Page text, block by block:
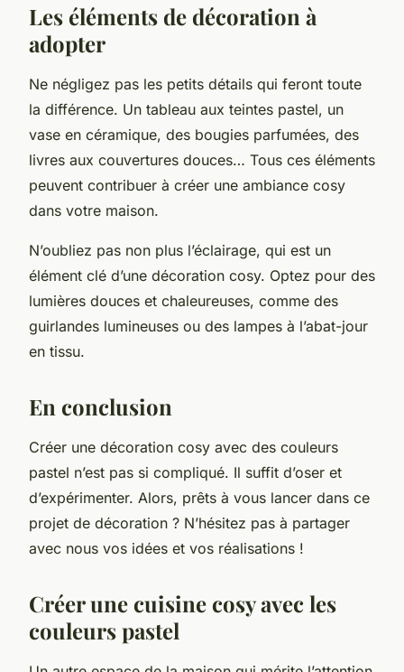
Les éléments de décoration à
adopter
Ne négligez pas les petits détails qui feront toute
la différence. Un tableau aux teintes pastel, un
vase en céramique, des bougies parfumées, des
livres aux couvertures douces… Tous ces éléments
peuvent contribuer à créer une ambiance cosy
dans votre maison.
N’oubliez pas non plus l’éclairage, qui est un
élément clé d’une décoration cosy. Optez pour des
lumières douces et chaleureuses, comme des
guirlandes lumineuses ou des lampes à l’abat-jour
en tissu.
En conclusion
Créer une décoration cosy avec des couleurs
pastel n’est pas si compliqué. Il suffit d’oser et
d’expérimenter. Alors, prêts à vous lancer dans ce
projet de décoration ? N’hésitez pas à partager
avec nous vos idées et vos réalisations !
Créer une cuisine cosy avec les
couleurs pastel